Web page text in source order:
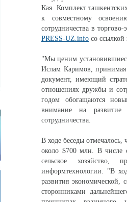
Кая. Комплект
к совместному
сотрудничества в
PRESS-UZ.info со ссылкой
"Мы ценим
Ислам Каримов,
документ, имеющий
отношениях дружбы и
годом обогащаются
внимание на
сотрудничества.
В ходе беседы отмечалось,
около $700 млн. В числе
сельское хозяйство,
информтехнологии. "В
развития
сторонниками